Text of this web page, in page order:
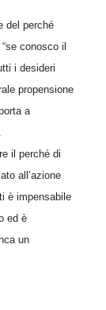
del perché
conosco il
i desideri
propensione
a
il perché di
all’azione
è impensabile
ed è
un